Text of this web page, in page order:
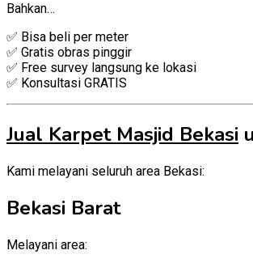
Bahkan…
✅ Bisa beli per meter
✅ Gratis obras pinggir
✅ Free survey langsung ke lokasi
✅ Konsultasi GRATIS
Jual Karpet Masjid Bekasi
Kami melayani seluruh area Bekasi:
Bekasi Barat
Melayani area: